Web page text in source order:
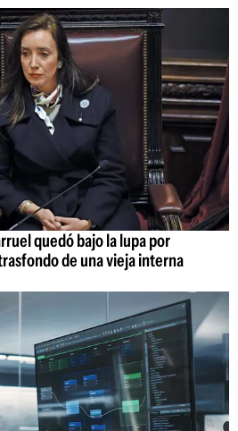
quedó bajo la lupa por
de una vieja interna